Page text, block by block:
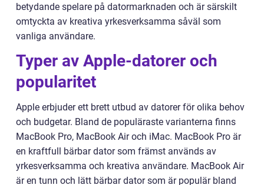
betydande spelare på datormarknaden och är särskilt
omtyckta av kreativa yrkesverksamma såväl som
vanliga användare.
Typer av Apple-datorer och
popularitet
Apple erbjuder ett brett utbud av datorer för olika behov
och budgetar. Bland de populäraste varianterna finns
MacBook Pro, MacBook Air och iMac. MacBook Pro är
en kraftfull bärbar dator som främst används av
yrkesverksamma och kreativa användare. MacBook Air
är en tunn och lätt bärbar dator som är populär bland